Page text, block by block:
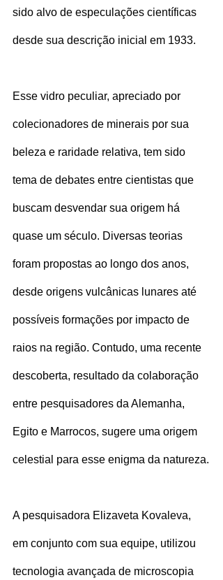
sido alvo de especulações científicas
desde sua descrição inicial em 1933.
Esse vidro peculiar, apreciado por
colecionadores de minerais por sua
beleza e raridade relativa, tem sido
tema de debates entre cientistas que
buscam desvendar sua origem há
quase um século. Diversas teorias
foram propostas ao longo dos anos,
desde origens vulcânicas lunares até
possíveis formações por impacto de
raios na região. Contudo, uma recente
descoberta, resultado da colaboração
entre pesquisadores da Alemanha,
Egito e Marrocos, sugere uma origem
celestial para esse enigma da natureza.
A pesquisadora Elizaveta Kovaleva,
em conjunto com sua equipe, utilizou
tecnologia avançada de microscopia